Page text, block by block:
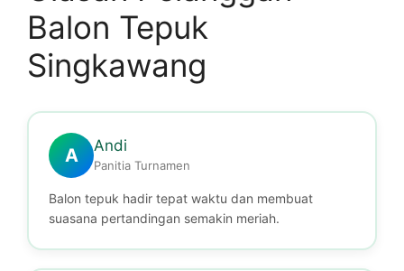
Balon Tepuk
Singkawang
A Andi
Panitia Turnamen
Balon tepuk hadir tepat waktu dan membuat
suasana pertandingan semakin meriah.